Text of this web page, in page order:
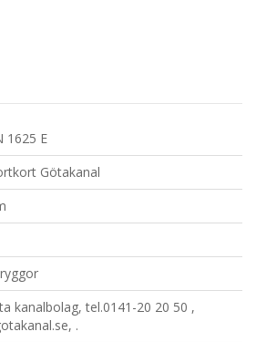
1625 E
Götakanal
kanalbolag, tel.0141-20 20 50 ,
.